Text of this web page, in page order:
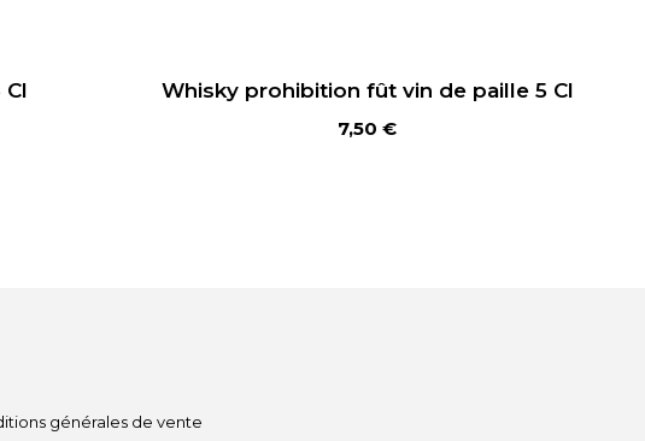
Whisky prohibition fût vin de paille 5 Cl
7,50 €
générales de vente